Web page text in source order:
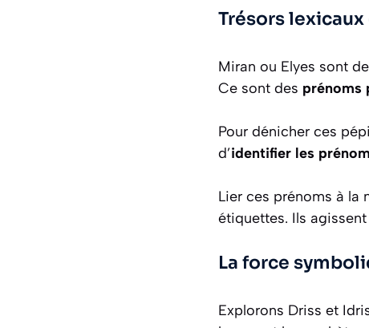
Trésors
Miran ou Elyes sont
Ce sont des prénoms
Pour dénicher ces
d’identifier les
Lier ces prénoms à la
étiquettes. Ils
La force
Explorons Driss et